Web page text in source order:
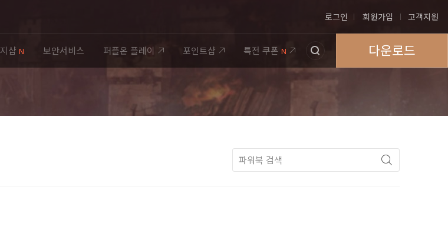
로그인 회원가입 고객지원
다운로드
샵 N 보안서비스 퍼플온 플레이 포인트샵 특전 쿠폰 N